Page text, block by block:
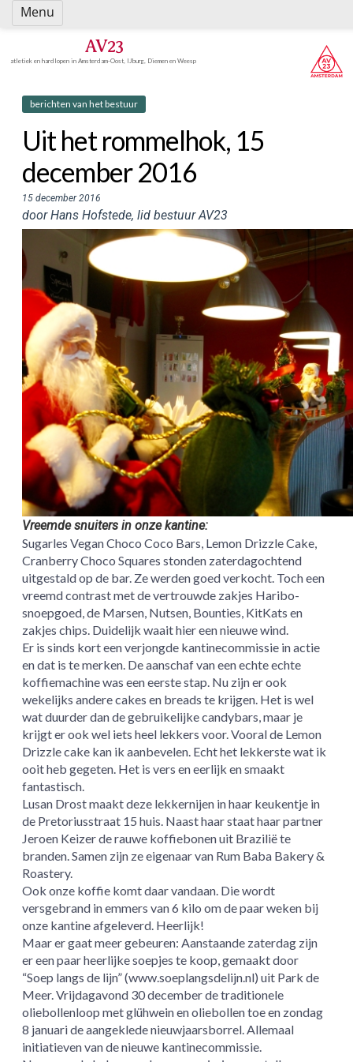
Spring
naar
AV23
atletiek en hardlopen in Amsterdam-Oost, IJburg, Diemen en Weesp
berichten van het bestuur
Uit het rommelhok, 15
december 2016
15 december 2016
door Hans Hofstede, lid bestuur AV23
Vreemde snuiters in onze kantine:
Sugarles Vegan Choco Coco Bars, Lemon Drizzle Cake,
Cranberry Choco Squares stonden zaterdagochtend
uitgestald op de bar. Ze werden goed verkocht. Toch een
vreemd contrast met de vertrouwde zakjes Haribo-
snoepgoed, de Marsen, Nutsen, Bounties, KitKats en
zakjes chips. Duidelijk waait hier een nieuwe wind.
Er is sinds kort een verjongde kantinecommissie in actie
en dat is te merken. De aanschaf van een echte echte
koffiemachine was een eerste stap. Nu zijn er ook
wekelijks andere cakes en breads te krijgen. Het is wel
wat duurder dan de gebruikelijke candybars, maar je
krijgt er ook wel iets heel lekkers voor. Vooral de Lemon
Drizzle cake kan ik aanbevelen. Echt het lekkerste wat ik
ooit heb gegeten. Het is vers en eerlijk en smaakt
fantastisch.
Lusan Drost maakt deze lekkernijen in haar keukentje in
de Pretoriusstraat 15 huis. Naast haar staat haar partner
Jeroen Keizer de rauwe koffiebonen uit Brazilië te
branden. Samen zijn ze eigenaar van Rum Baba Bakery &
Roastery.
Ook onze koffie komt daar vandaan. Die wordt
versgebrand in emmers van 6 kilo om de paar weken bij
onze kantine afgeleverd. Heerlijk!
Maar er gaat meer gebeuren: Aanstaande zaterdag zijn
er een paar heerlijke soepjes te koop, gemaakt door
“Soep langs de lijn” (www.soeplangsdelijn.nl) uit Park de
Meer. Vrijdagavond 30 december de traditionele
oliebollenloop met glühwein en oliebollen toe en zondag
8 januari de aangeklede nieuwjaarsborrel. Allemaal
initiatieven van de nieuwe kantinecommissie.
Menu